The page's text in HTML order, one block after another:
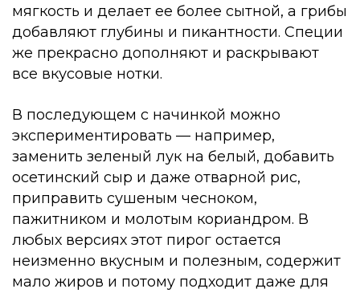
мягкость и делает ее более сытной, а грибы
добавляют глубины и пикантности. Специи
же прекрасно дополняют и раскрывают
все вкусовые нотки.
В последующем с начинкой можно
экспериментировать — например,
заменить зеленый лук на белый, добавить
осетинский сыр и даже отварной рис,
приправить сушеным чесноком,
пажитником и молотым кориандром. В
любых версиях этот пирог остается
неизменно вкусным и полезным, содержит
мало жиров и потому подходит даже для